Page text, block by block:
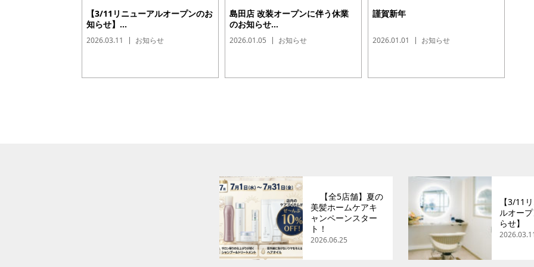
【3/11リニューアルオープンのお
知らせ】...
2026.03.11 お知らせ
島田店 改装オープンに伴う休業
のお知らせ...
2026.01.05 お知らせ
謹賀新年
2026.01.01 お知らせ
【全5店舗】夏の
美髪ホームケアキ
ャンペーンスター
ト！
2026.06.25
【3/11
ルオー
らせ】